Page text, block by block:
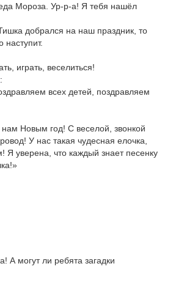
Мороза. Ур-р-а! Я тебя нашёл
добрался на наш праздник, то
наступит.
играть, веселиться!
:
всех детей, поздравляем
Новым год! С веселой, звонкой
У нас такая чудесная елочка,
Я уверена, что каждый знает песенку
А могут ли ребята загадки